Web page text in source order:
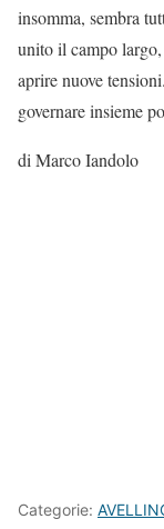
insomma, sembra
unito il campo
aprire nuove
governare insieme
di Marco Iandolo
Categorie: